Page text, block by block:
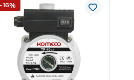
-16%